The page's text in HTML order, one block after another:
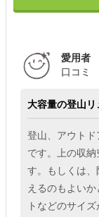
愛用者
口コミ
大容量の登山リ
登山、アウト
です。上の収
す。もしくは
えるのもよい
トなどのサイ